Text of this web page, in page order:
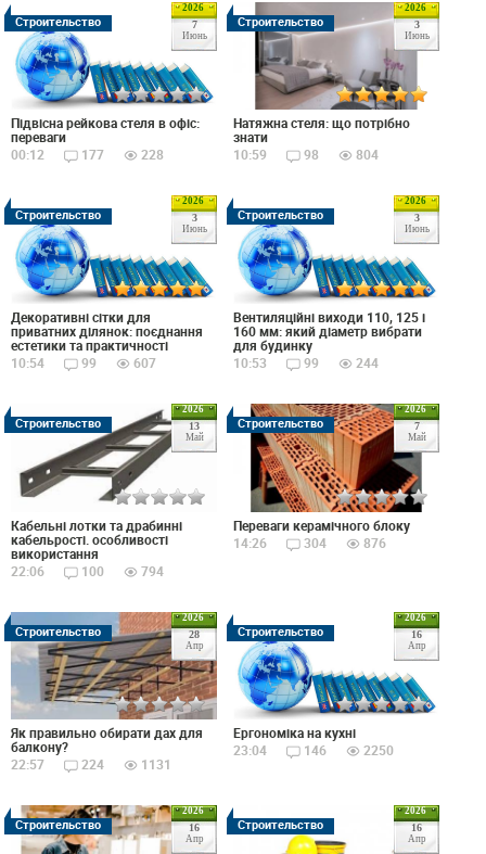
2026
7
Июнь
Строительство
Підвісна рейкова стеля в офіс:
переваги
00:12
177 228
2026
3
Июнь
Строительство
Натяжна стеля: що потрібно
знати
10:59
98 804
2026
3
Июнь
Строительство
Декоративні сітки для
приватних ділянок: поєднання
естетики та практичності
10:54
99 607
2026
3
Июнь
Строительство
Вентиляційні виходи 110, 125 і
160 мм: який діаметр вибрати
для будинку
10:53
99 244
2026
13
Май
Строительство
Кабельні лотки та драбинні
кабельрості. особливості
використання
22:06
100 794
2026
7
Май
Строительство
Переваги керамічного блоку
14:26
304 876
2026
28
Апр
Строительство
Як правильно обирати дах для
балкону?
22:57
224 1131
2026
16
Апр
Строительство
Ергономіка на кухні
23:04
146 2250
2026
16
Апр
Строительство
2026
16
Апр
Строительство